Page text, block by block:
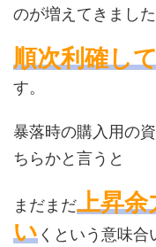
のが増えてきました
順次利確し
す。
暴落時の購入用の
ちらかと言うと
まだまだ上昇
いくという意味合